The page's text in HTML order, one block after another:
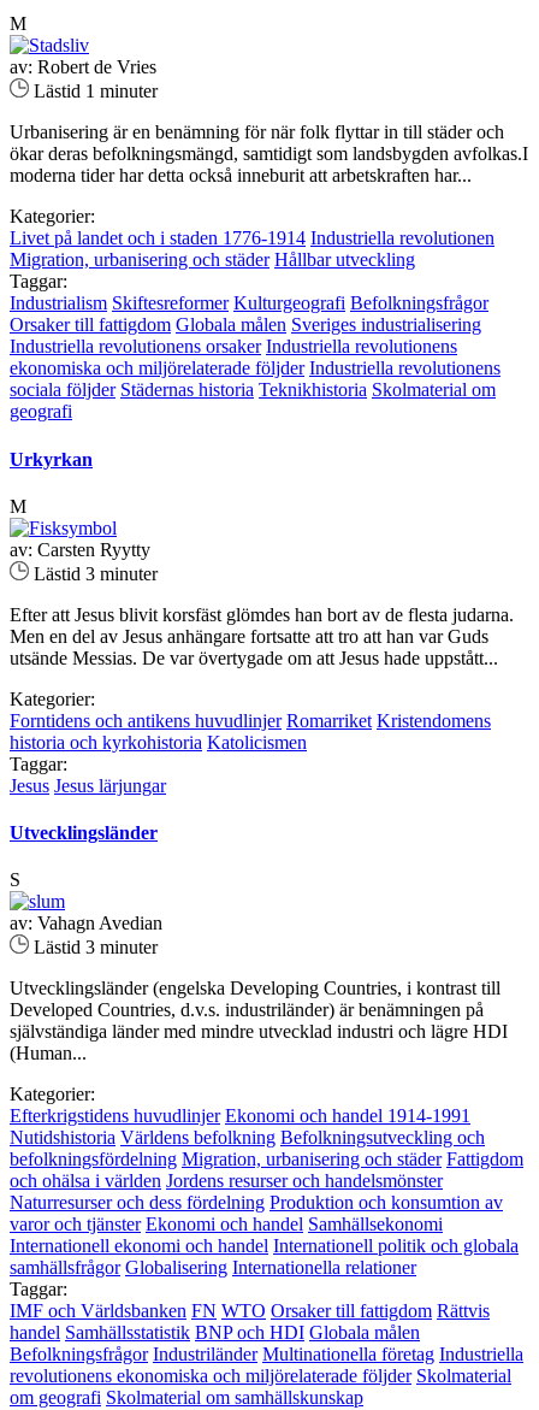
M
av: Robert de Vries
Lästid 1 minuter
Urbanisering är en benämning för när folk flyttar in till städer och
ökar deras befolkningsmängd, samtidigt som landsbygden avfolkas.I
moderna tider har detta också inneburit att arbetskraften har...
Kategorier:
Livet på landet och i staden 1776-1914 Industriella revolutionen
Migration, urbanisering och städer Hållbar utveckling
Taggar:
Industrialism Skiftesreformer Kulturgeografi Befolkningsfrågor
Orsaker till fattigdom Globala målen Sveriges industrialisering
Industriella revolutionens orsaker Industriella revolutionens
ekonomiska och miljörelaterade följder Industriella revolutionens
sociala följder Städernas historia Teknikhistoria Skolmaterial om
geografi
Urkyrkan
M
av: Carsten Ryytty
Lästid 3 minuter
Efter att Jesus blivit korsfäst glömdes han bort av de flesta judarna.
Men en del av Jesus anhängare fortsatte att tro att han var Guds
utsände Messias. De var övertygade om att Jesus hade uppstått...
Kategorier:
Forntidens och antikens huvudlinjer Romarriket Kristendomens
historia och kyrkohistoria Katolicismen
Taggar:
Jesus Jesus lärjungar
Utvecklingsländer
S
av: Vahagn Avedian
Lästid 3 minuter
Utvecklingsländer (engelska Developing Countries, i kontrast till
Developed Countries, d.v.s. industriländer) är benämningen på
självständiga länder med mindre utvecklad industri och lägre HDI
(Human...
Kategorier:
Efterkrigstidens huvudlinjer Ekonomi och handel 1914-1991
Nutidshistoria Världens befolkning Befolkningsutveckling och
befolkningsfördelning Migration, urbanisering och städer Fattigdom
och ohälsa i världen Jordens resurser och handelsmönster
Naturresurser och dess fördelning Produktion och konsumtion av
varor och tjänster Ekonomi och handel Samhällsekonomi
Internationell ekonomi och handel Internationell politik och globala
samhällsfrågor Globalisering Internationella relationer
Taggar:
IMF och Världsbanken FN WTO Orsaker till fattigdom Rättvis
handel Samhällsstatistik BNP och HDI Globala målen
Befolkningsfrågor Industriländer Multinationella företag Industriella
revolutionens ekonomiska och miljörelaterade följder Skolmaterial
om geografi Skolmaterial om samhällskunskap